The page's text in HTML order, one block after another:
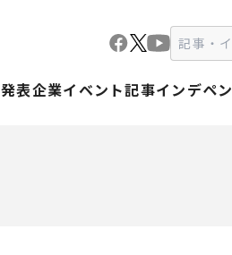
発表企業イベント記事インデペ